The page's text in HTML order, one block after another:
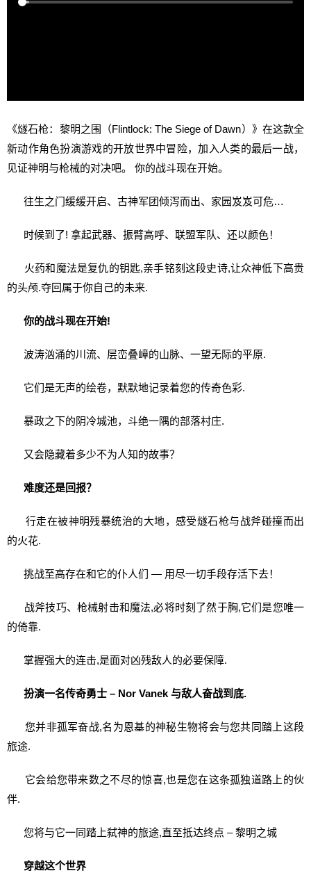
《燧石枪：黎明之围（Flintlock: The Siege of Dawn）》在这款全
新动作角色扮演游戏的开放世界中冒险，加入人类的最后一战，
见证神明与枪械的对决吧。 你的战斗现在开始。
往生之门缓缓开启、古神军团倾泻而出、家园岌岌可危…
时候到了! 拿起武器、振臂高呼、联盟军队、还以颜色！
火药和魔法是复仇的钥匙,亲手铭刻这段史诗,让众神低下高贵
的头颅.夺回属于你自己的未来.
你的战斗现在开始!
波涛汹涌的川流、层峦叠嶂的山脉、一望无际的平原.
它们是无声的绘卷，默默地记录着您的传奇色彩.
暴政之下的阴冷城池，斗绝一隅的部落村庄.
又会隐藏着多少不为人知的故事？
难度还是回报？
行走在被神明残暴统治的大地，感受燧石枪与战斧碰撞而出
的火花.
挑战至高存在和它的仆人们 — 用尽一切手段存活下去！
战斧技巧、枪械射击和魔法,必将时刻了然于胸,它们是您唯一
的倚靠.
掌握强大的连击,是面对凶残敌人的必要保障.
扮演一名传奇勇士 – Nor Vanek 与敌人奋战到底.
您并非孤军奋战,名为恩基的神秘生物将会与您共同踏上这段
旅途.
它会给您带来数之不尽的惊喜,也是您在这条孤独道路上的伙
伴.
您将与它一同踏上弑神的旅途,直至抵达终点 – 黎明之城
穿越这个世界